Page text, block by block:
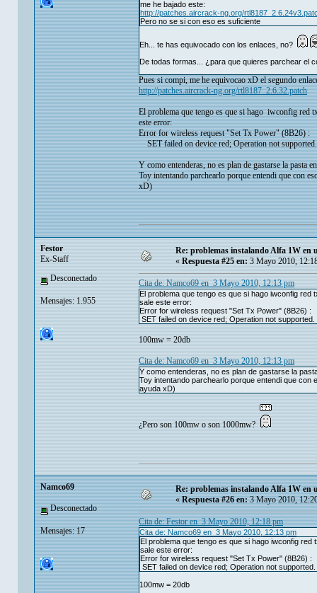
me he bajado este:
http://patches.aircrack-ng.org/
Pero no se si con eso es suficiente
Eh... te has equivocado con los enlaces, no?
De todas formas... ¿para que quieres parchear el
Pues si compi, me he equivocao xD el segundo
http://patches.aircrack-ng.org/rtl8187_2.6.32.patch
El problema que tengo es que si hago iwconfig red
este error:
Error for wireless request "Set Tx Power" (8B26) :
SET failed on device red; Operation not supported.
Y como entenderas, no es plan de gastarse la pasta
Toy intentando parchearlo porque entendi que con
xD)
Festor
Ex-Staff
Desconectado
Mensajes: 1.955
Re: problemas instalando Alfa 1W en
« Respuesta #25 en: 3 Mayo 2010,
Cita de: Namco69 en 3 Mayo 2010, 12:13 pm
El problema que tengo es que si hago iwconfig
sale este error:
Error for wireless request "Set Tx Power" (8B26) :
SET failed on device red; Operation not supported.
100mw = 20db
Cita de: Namco69 en 3 Mayo 2010, 12:13 pm
Y como entenderas, no es plan de gastarse la
Toy intentando parchearlo porque entendi que con
ayuda xD)
¿Pero son 100mw o son 1000mw?
Namco69
Desconectado
Mensajes: 17
Re: problemas instalando Alfa 1W en
«Respuesta #26 en:3 Mayo 2010,
Cita de: Festor en 3 Mayo 2010, 12:18 pm
Cita de: Namco69 en 3 Mayo 2010, 12:13 pm
El problema que tengo es que si hago iwconfig
sale este error:
Error for wireless request "Set Tx Power" (8B26) :
SET failed on device red; Operation not supported.
100mw = 20db